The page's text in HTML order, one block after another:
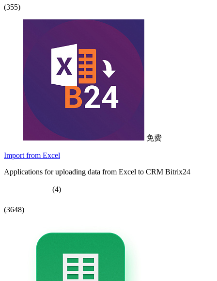
(355)
免费
Import from Excel
Applications for uploading data from Excel to CRM Bitrix24
(4)
(3648)